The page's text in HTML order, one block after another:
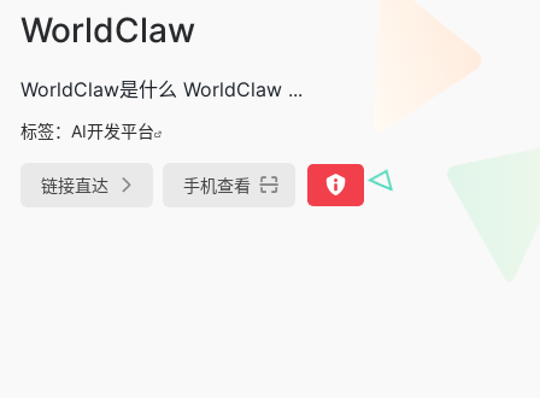
WorldClaw
WorldClaw是什么 WorldClaw ...
标签： AI开发平台
链接直达 手机查看